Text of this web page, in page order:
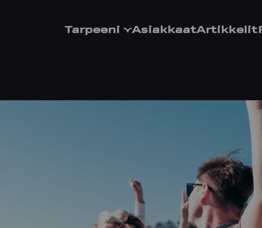
Tarpeeni AsiakkaatArtikkelit